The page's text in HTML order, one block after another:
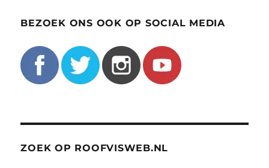
BEZOEK ONS OOK OP SOCIAL MEDIA
ZOEK OP ROOFVISWEB.NL